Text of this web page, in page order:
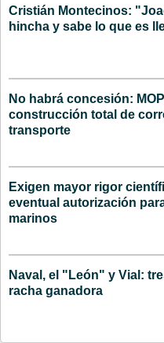
Cristián Montecinos:
hincha y sabe lo que es
No habrá concesión:
construcción total de
transporte
Exigen mayor rigor
eventual autorización
marinos
Naval, el "León" y Vial:
racha ganadora